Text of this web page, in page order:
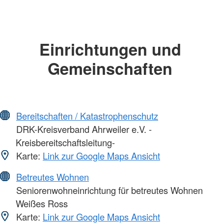
Einrichtungen und
Gemeinschaften
Bereitschaften / Katastrophenschutz
DRK-Kreisverband Ahrweiler e.V. -
Kreisbereitschaftsleitung-
Karte: Link zur Google Maps Ansicht
Betreutes Wohnen
Seniorenwohneinrichtung für betreutes Wohnen
Weißes Ross
Karte: Link zur Google Maps Ansicht